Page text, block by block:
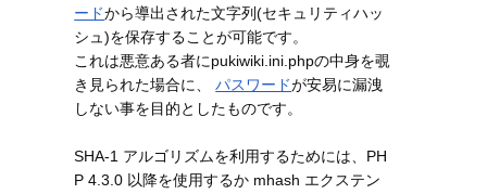
ードから導出された文字列(セキュリティハッ
シュ)を保存することが可能です。
これは悪意ある者にpukiwiki.ini.phpの中身を覗
き見られた場合に、パスワードが安易に漏洩
しない事を目的としたものです。
SHA-1 アルゴリズムを利用するためには、PH
P 4.3.0 以降を使用するか mhash エクステン